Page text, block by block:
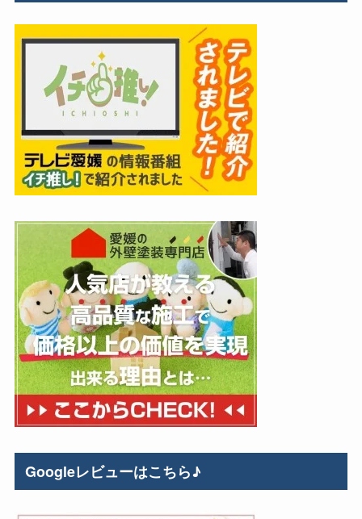
Googleレビューはこちら♪